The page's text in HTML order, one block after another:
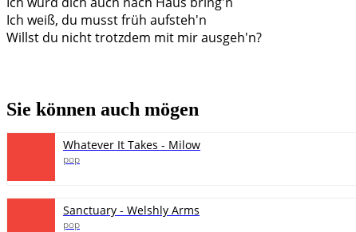
Ich weiß, du musst früh aufsteh'n
Willst du nicht trotzdem mit mir ausgeh'n?
Sie können auch mögen
Whatever It Takes - Milow
pop
Sanctuary - Welshly Arms
pop